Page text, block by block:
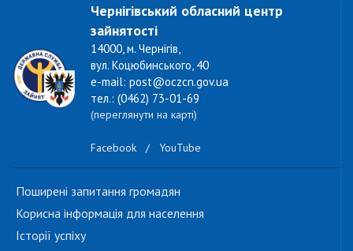
Чернігівський обласний центр
зайнятості
14000, м. Чернігів,
вул. Коцюбинського, 40
e-mail: post@oczcn.gov.ua
тел.: (0462) 73-01-69
(переглянути на карті)
Facebook / YouTube
Поширені запитання громадян
Корисна інформація для населення
Історії успіху